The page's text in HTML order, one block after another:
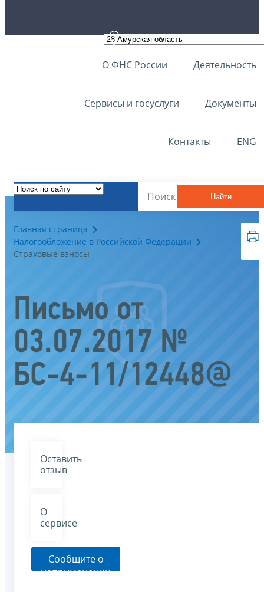
О ФНС России Деятельность
Сервисы и госуслуги Документы
Контакты ENG
Найти
Главная страница
Налогообложение в Российской Федерации
Страховые взносы
Письмо от
03.07.2017 №
БС-4-11/12448@
Оставить
отзыв
О
сервисе
Сообщите о
неприменении